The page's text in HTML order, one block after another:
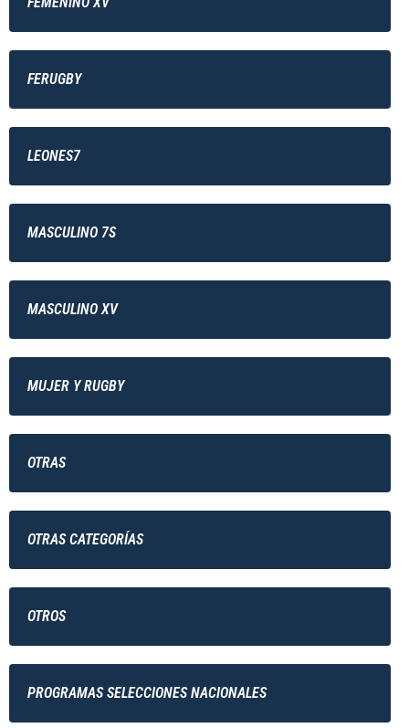
FERUGBY
LEONES7
MASCULINO 7S
MASCULINO XV
MUJER Y RUGBY
OTRAS
OTRAS CATEGORÍAS
OTROS
PROGRAMAS SELECCIONES NACIONALES